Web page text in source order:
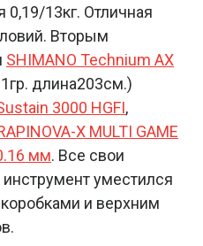
0,19/13кг. Отличная
Вторым
SHIMANO Technium AX
длина203см.)
3000 HGFI,
X MULTI GAME
мм. Все свои
уместился
и верхним